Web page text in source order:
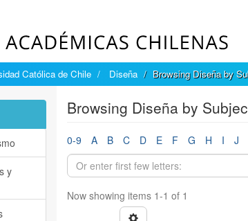
Católica de Chile Diseña Browsing Diseña by
Browsing Diseña by
0-9 A B C D E F G H I J
Now showing items 1-1 of 1
y